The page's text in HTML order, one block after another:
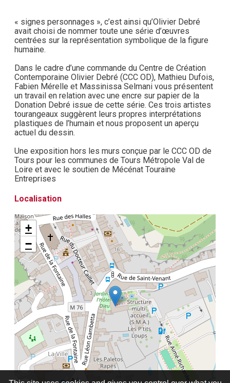
« signes personnages », c’est ainsi qu’Olivier Debré
avait choisi de nommer toute une série d’œuvres
centrées sur la représentation symbolique de la figure
humaine.
Dans le cadre d’une commande du Centre de Création
Contemporaine Olivier Debré (CCC OD), Mathieu Dufois,
Fabien Mérelle et Massinissa Selmani vous présentent
un travail en relation avec une encre sur papier de la
Donation Debré issue de cette série. Ces trois artistes
tourangeaux suggèrent leurs propres interprétations
plastiques de l’humain et nous proposent un aperçu
actuel du dessin.
Une exposition hors les murs conçue par le CCC OD de
Tours pour les communes de Tours Métropole Val de
Loire et avec le soutien de Mécénat Touraine
Entreprises
Localisation
+
−